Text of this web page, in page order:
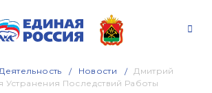
Новости
Дмитрий
Последствий Работы